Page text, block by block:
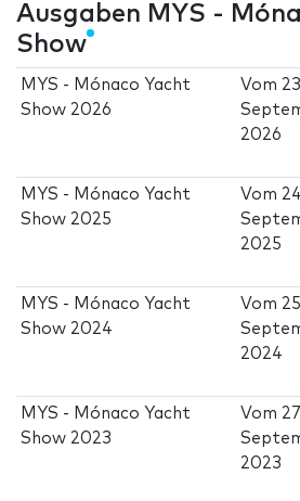
Ausgaben MYS -
Show
MYS - Mónaco Yacht
Show 2026
Vom 23
2026
MYS - Mónaco Yacht
Show 2025
Vom 24
2025
MYS - Mónaco Yacht
Show 2024
Vom 25
2024
MYS - Mónaco Yacht
Show 2023
Vom 27
2023